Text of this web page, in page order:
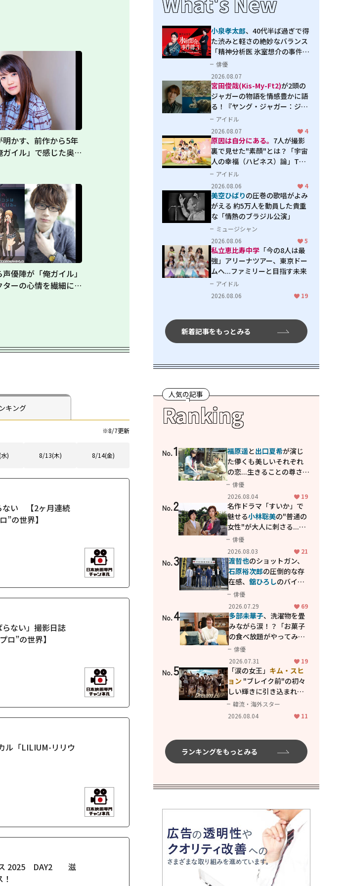
明かす、前作から5年
イル」で感じた奥の
声優陣が「俺ガイル」
ターの心情を繊細に表
キング
※8/7更新
) 8/13(木) 8/14(金)
ない 【2ヶ月連続
”の世界】
らない」撮影日誌
ロ”の世界】
ル「LILIUM-リリウ
ス 2025 DAY2 滋
小泉孝太郎、40代半ば過ぎで得
た渋みと軽さの絶妙なバランス
「精神分析医 氷室想介の事件簿
３」で見せる進化
俳優
2026.08.07
宮田俊哉(Kis-My-Ft2)が2頭の
ジャガーの物語を情感豊かに語
る！『ヤング・ジャガー：ジャ
ングル王への道』『ジャガーと
ウミガメの物語：熱帯林の守護
神』で見せるナレーションの妙
アイドル
2026.08.07
4
原因は自分にある。 7人が撮影
裏で見せた"素顔"とは？「宇宙
人の幸福（ハピネス）論」THE
MAKING
アイドル
2026.08.06
4
美空ひばりの圧巻の歌唱がよみ
がえる 約5万人を動員した貴重
な「情熱のブラジル公演」
ミュージシャン
2026.08.06
5
私立恵比寿中学 「今の8人は最
強」アリーナツアー、東京ドー
ムへ...ファミリーと目指す未来
アイドル
2026.08.06
19
新着記事をもっとみる
人気の記事
Ranking
No.1 福原遥と出口夏希が演じ
た儚くも美しいそれぞれ
の恋...生きることの尊さを
教えてくれた映画「あの
花が咲く丘で、君とまた出
会えたら。」
俳優
2026.08.04
19
No.2
名作ドラマ「すいか」で
魅せる小林聡美の"普通の
女性"が大人に刺さる...映
画「かもめ食堂」にも通
じる静かな芝居
俳優
2026.08.03
21
No.3 渡哲也のショットガン、
石原裕次郎の圧倒的な存
在感、舘ひろしのバイク
アクション！"大門軍
団"のカッコよさが詰まっ
た「西部警察 PART-II」
俳優
2026.07.29
69
No.4 多部未華子、洗濯物を畳
みながら涙！？「お菓子
の食べ放題がやってみた
い」ハンディファン4台の
暑さ対策も明かす
俳優
2026.07.31
19
No.5 「涙の女王」 キム・スヒ
ョン "ブレイク前"の初々
しい輝きに引き込まれ
る...2PM テギョン
共演の青春名作「ドリー
韓流・海外スター
2026.08.04
11
ランキングをもっとみる